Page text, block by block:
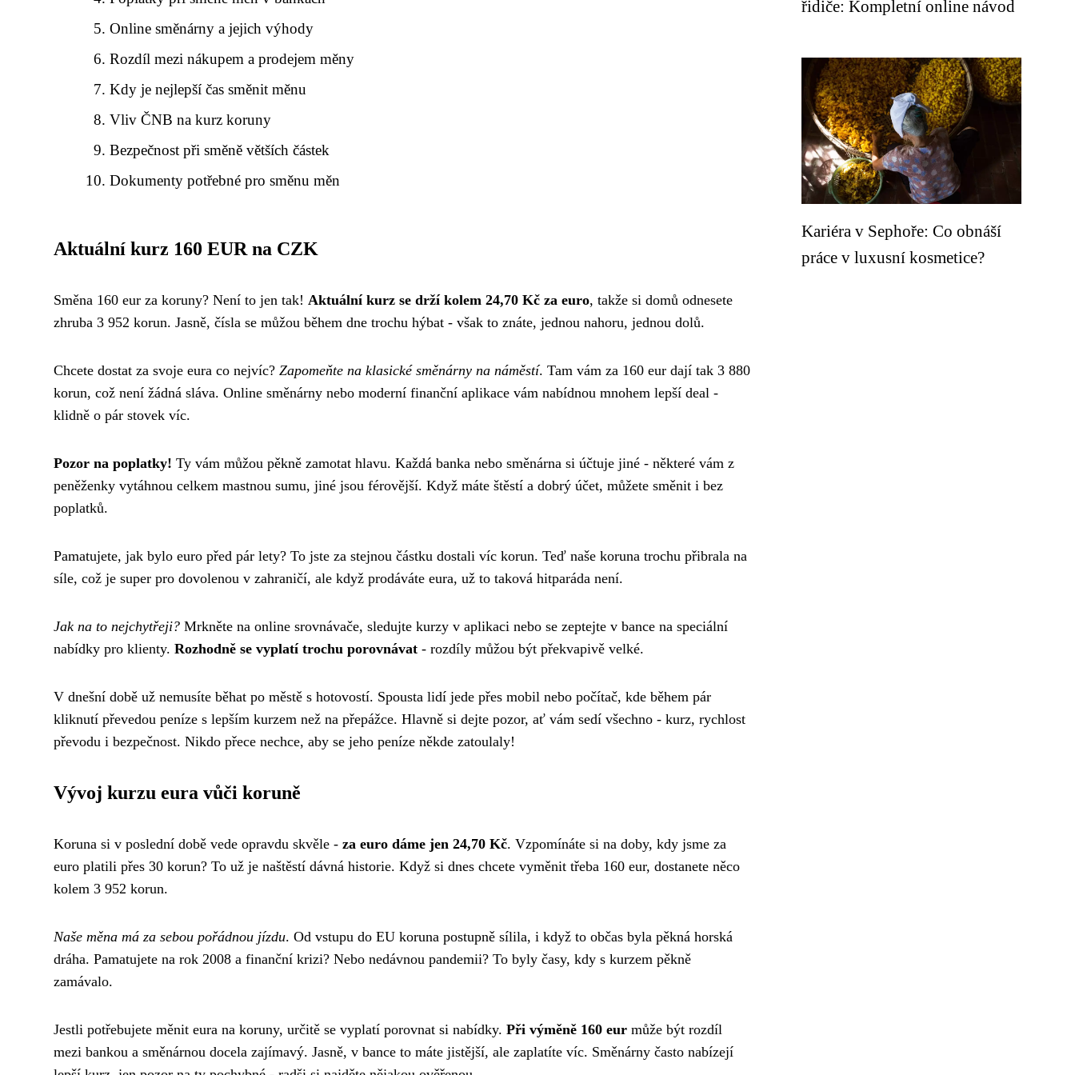
Online směnárny a jejich výhody
Rozdíl mezi nákupem a prodejem měny
Kdy je nejlepší čas směnit měnu
Vliv ČNB na kurz koruny
Bezpečnost při směně větších částek
Dokumenty potřebné pro směnu měn
Aktuální kurz 160 EUR na CZK
Směna 160 eur za koruny? Není to jen tak! Aktuální kurz se drží kolem 24,70 Kč za euro, takže si domů odnesete
zhruba 3 952 korun. Jasně, čísla se můžou během dne trochu hýbat - však to znáte, jednou nahoru, jednou dolů.
Chcete dostat za svoje eura co nejvíc? Zapomeňte na klasické směnárny na náměstí. Tam vám za 160 eur dají tak 3 880
korun, což není žádná sláva. Online směnárny nebo moderní finanční aplikace vám nabídnou mnohem lepší deal -
klidně o pár stovek víc.
Pozor na poplatky! Ty vám můžou pěkně zamotat hlavu. Každá banka nebo směnárna si účtuje jiné - některé vám z
peněženky vytáhnou celkem mastnou sumu, jiné jsou férovější. Když máte štěstí a dobrý účet, můžete směnit i bez
poplatků.
Pamatujete, jak bylo euro před pár lety? To jste za stejnou částku dostali víc korun. Teď naše koruna trochu přibrala na
síle, což je super pro dovolenou v zahraničí, ale když prodáváte eura, už to taková hitparáda není.
Jak na to nejchytřeji? Mrkněte na online srovnávače, sledujte kurzy v aplikaci nebo se zeptejte v bance na speciální
nabídky pro klienty. Rozhodně se vyplatí trochu porovnávat - rozdíly můžou být překvapivě velké.
V dnešní době už nemusíte běhat po městě s hotovostí. Spousta lidí jede přes mobil nebo počítač, kde během pár
kliknutí převedou peníze s lepším kurzem než na přepážce. Hlavně si dejte pozor, ať vám sedí všechno - kurz, rychlost
převodu i bezpečnost. Nikdo přece nechce, aby se jeho peníze někde zatoulaly!
Vývoj kurzu eura vůči koruně
Koruna si v poslední době vede opravdu skvěle - za euro dáme jen 24,70 Kč. Vzpomínáte si na doby, kdy jsme za
euro platili přes 30 korun? To už je naštěstí dávná historie. Když si dnes chcete vyměnit třeba 160 eur, dostanete něco
kolem 3 952 korun.
Naše měna má za sebou pořádnou jízdu. Od vstupu do EU koruna postupně sílila, i když to občas byla pěkná horská
dráha. Pamatujete na rok 2008 a finanční krizi? Nebo nedávnou pandemii? To byly časy, kdy s kurzem pěkně
zamávalo.
Jestli potřebujete měnit eura na koruny, určitě se vyplatí porovnat si nabídky. Při výměně 160 eur může být rozdíl
mezi bankou a směnárnou docela zajímavý. Jasně, v bance to máte jistější, ale zaplatíte víc. Směnárny často nabízejí
řidiče: Kompletní online návod
Kariéra v Sephoře: Co obnáší
práce v luxusní kosmetice?